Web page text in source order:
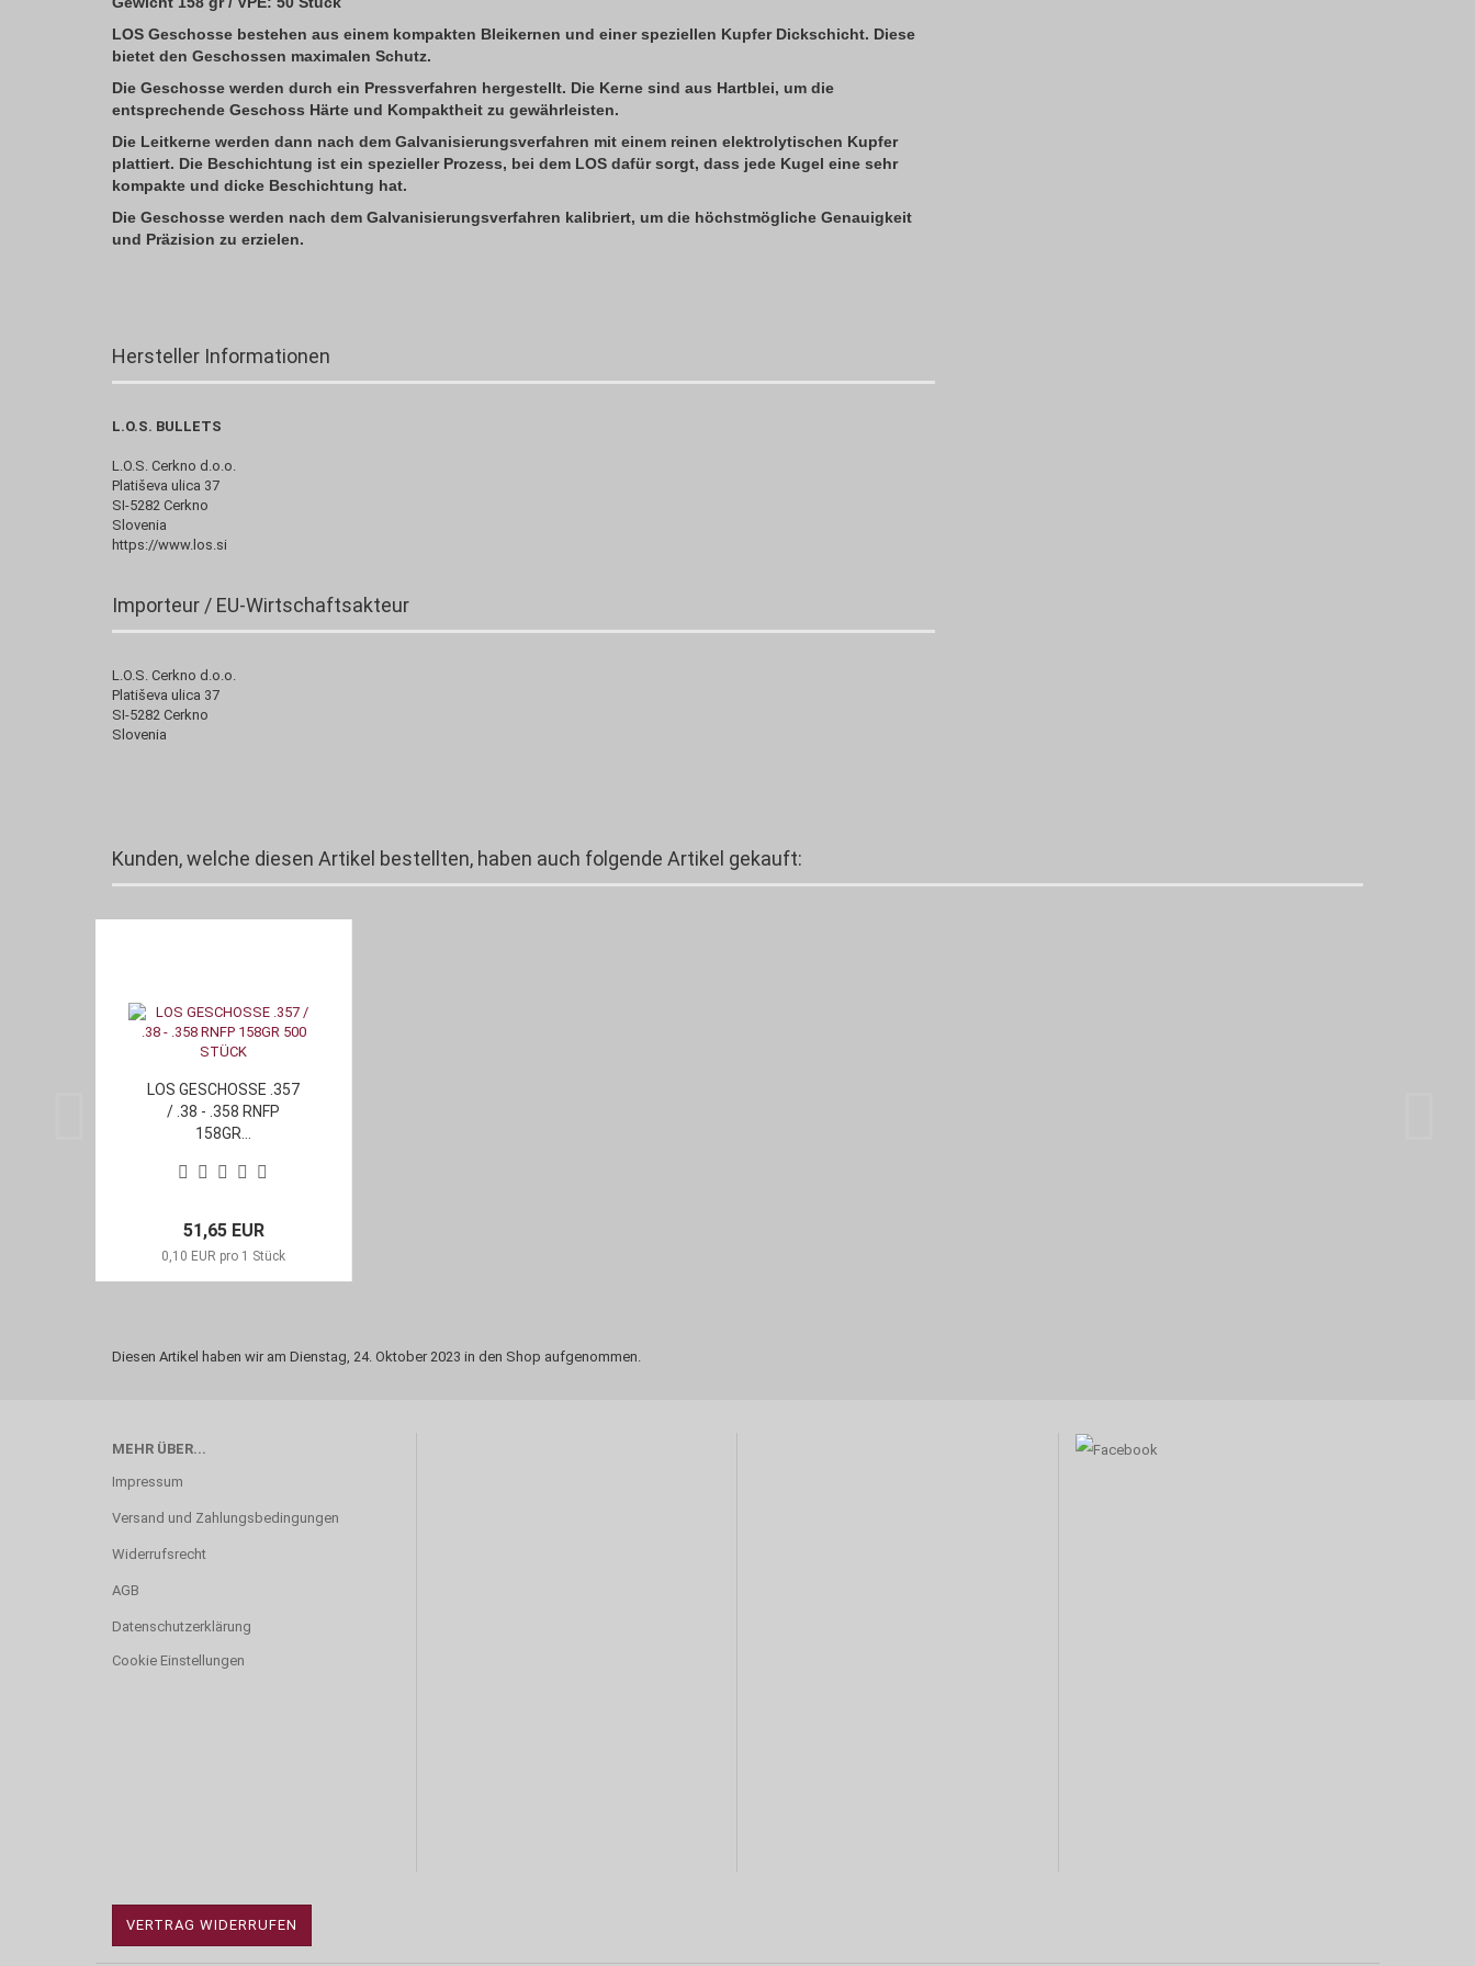
LOS Geschosse bestehen aus einem kompakten Bleikernen und einer speziellen Kupfer Dickschicht. Diese
bietet den Geschossen maximalen Schutz.
Die Geschosse werden durch ein Pressverfahren hergestellt. Die Kerne sind aus Hartblei, um die
entsprechende Geschoss Härte und Kompaktheit zu gewährleisten.
Die Leitkerne werden dann nach dem Galvanisierungsverfahren mit einem reinen elektrolytischen Kupfer
plattiert. Die Beschichtung ist ein spezieller Prozess, bei dem LOS dafür sorgt, dass jede Kugel eine sehr
kompakte und dicke Beschichtung hat.
Die Geschosse werden nach dem Galvanisierungsverfahren kalibriert, um die höchstmögliche Genauigkeit
und Präzision zu erzielen.
Hersteller Informationen
L.O.S. BULLETS
L.O.S. Cerkno d.o.o.
Platiševa ulica 37
SI-5282 Cerkno
Slovenia
https://www.los.si
Importeur / EU-Wirtschaftsakteur
L.O.S. Cerkno d.o.o.
Platiševa ulica 37
SI-5282 Cerkno
Slovenia
Kunden, welche diesen Artikel bestellten, haben auch folgende Artikel gekauft:
LOS GESCHOSSE .357
/ .38 - .358 RNFP
158GR...
51,65 EUR
0,10 EUR pro 1 Stück
Diesen Artikel haben wir am Dienstag, 24. Oktober 2023 in den Shop aufgenommen.
MEHR ÜBER...
Impressum
Versand und Zahlungsbedingungen
Widerrufsrecht
AGB
Datenschutzerklärung
Cookie Einstellungen
VERTRAG WIDERRUFEN